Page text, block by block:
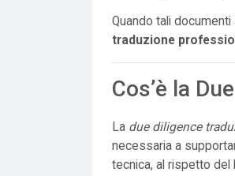
Quando tali
traduzione
Cos’è la
La due diligence
necessaria a
tecnica, al rispetto del